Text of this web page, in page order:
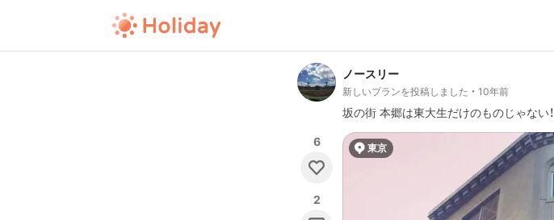
ノースリー
新しいプランを投稿しました 10年前
坂の街 本郷は東大生だけのものじゃない！
6
2
東京